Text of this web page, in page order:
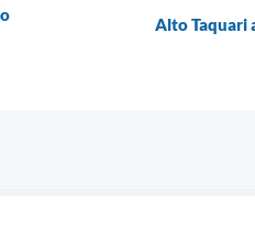
Alto Taquari